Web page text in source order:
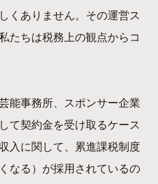
くありません。その運営ス
たちは税務上の観点からコ
能事務所、スポンサー企業
て契約金を受け取るケース
入に関して、累進課税制度
なる）が採用されているの